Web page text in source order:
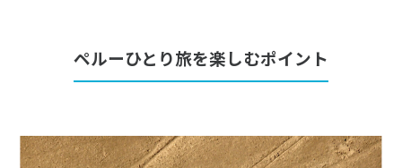
ペルーひとり旅を楽しむポイント